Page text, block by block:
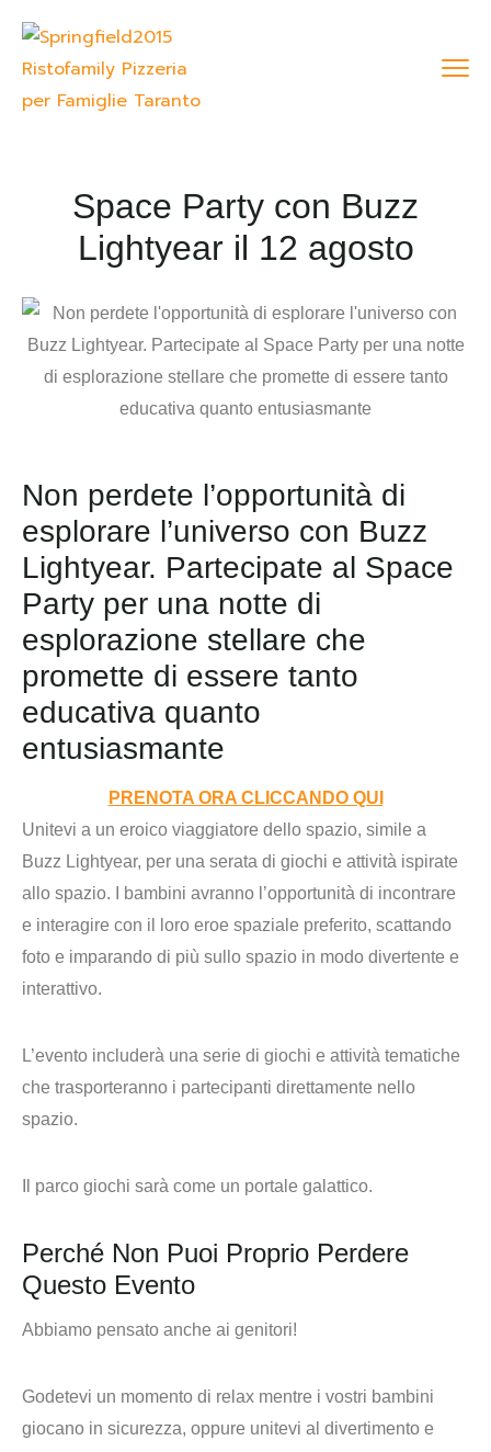
Space Party con Buzz
Lightyear il 12 agosto
Non perdete l’opportunità di
esplorare l’universo con Buzz
Lightyear. Partecipate al Space
Party per una notte di
esplorazione stellare che
promette di essere tanto
educativa quanto
entusiasmante
PRENOTA ORA CLICCANDO QUI
Unitevi a un eroico viaggiatore dello spazio, simile a
Buzz Lightyear, per una serata di giochi e attività ispirate
allo spazio. I bambini avranno l’opportunità di incontrare
e interagire con il loro eroe spaziale preferito, scattando
foto e imparando di più sullo spazio in modo divertente e
interattivo.
L’evento includerà una serie di giochi e attività tematiche
che trasporteranno i partecipanti direttamente nello
spazio.
Il parco giochi sarà come un portale galattico.
Perché Non Puoi Proprio Perdere
Questo Evento
Abbiamo pensato anche ai genitori!
Godetevi un momento di relax mentre i vostri bambini
giocano in sicurezza, oppure unitevi al divertimento e